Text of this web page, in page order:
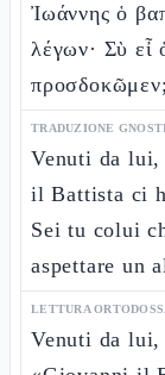
Ἰωάννης ὁ
λέγων· Σὺ εἶ
προσδοκῶμεν;
TRADUZIONE
Venuti da
il Battista ci
Sei tu colui
aspettare un
LETTURA
Venuti da